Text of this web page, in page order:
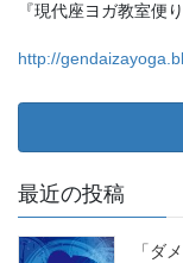
『現代座ヨガ教室便り
http://
最近の投稿
「ダ